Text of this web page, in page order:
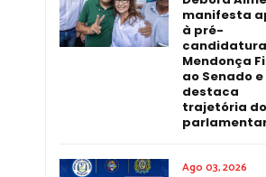
manifesta
à pré-
Mendonça
ao Senado e
destaca
trajetória do
Ago 03, 2026